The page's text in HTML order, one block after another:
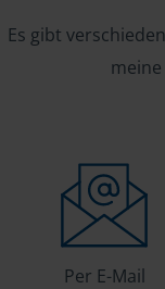
Es gibt
Per E-Mail